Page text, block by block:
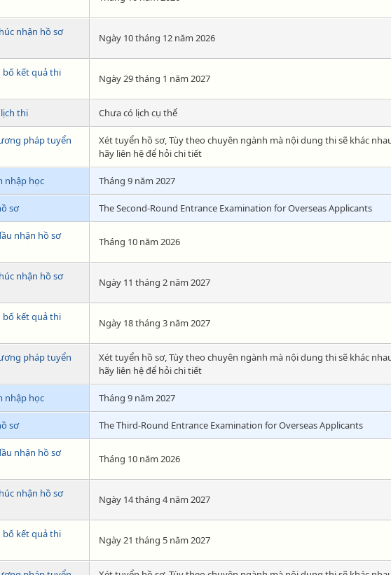
nhận hồ sơ
Ngày 10 tháng 12 năm 2026
bố kết quả thi
Ngày 29 tháng 1 năm 2027
thi Chưa có lịch cụ thể
pháp tuyển
Xét tuyển hồ sơ, Tùy theo chuyên ngành mà nội dung thi sẽ khác
hãy liên hệ để hỏi chi tiết
nhập học Tháng 9 năm 2027
sơ The Second-Round Entrance Examination for Overseas Applicants
nhận hồ sơ
Tháng 10 năm 2026
nhận hồ sơ
Ngày 11 tháng 2 năm 2027
bố kết quả thi
Ngày 18 tháng 3 năm 2027
pháp tuyển
Xét tuyển hồ sơ, Tùy theo chuyên ngành mà nội dung thi sẽ khác
hãy liên hệ để hỏi chi tiết
nhập học Tháng 9 năm 2027
sơ The Third-Round Entrance Examination for Overseas Applicants
nhận hồ sơ
Tháng 10 năm 2026
nhận hồ sơ
Ngày 14 tháng 4 năm 2027
bố kết quả thi
Ngày 21 tháng 5 năm 2027